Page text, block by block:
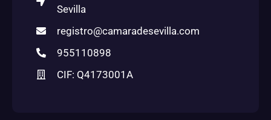
Sevilla
registro@camaradesevilla.com
955110898
CIF: Q4173001A